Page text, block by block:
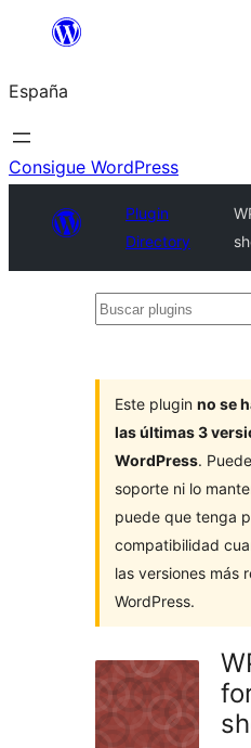
Saltar
contenido
España
Consigue WordPress
Plugin
Directory
Buscar
Este plugin no se
las últimas 3
WordPress.
soporte ni lo
puede que tenga
compatibilidad
las versiones más
WordPress.